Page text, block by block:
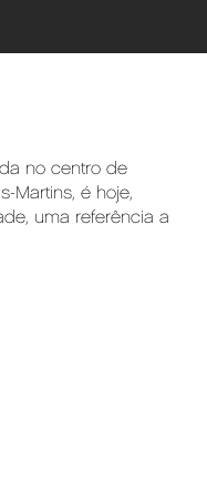
no centro de
Martins, é hoje,
uma referência a